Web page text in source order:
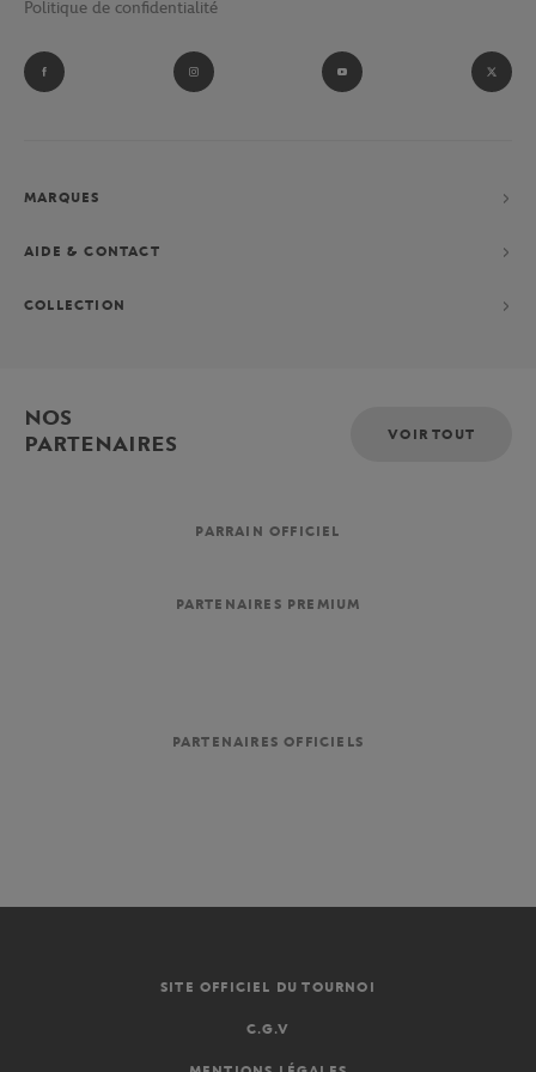
et ramasseurs de balles du tournoi parisien.
Fan absolu de Novak Djokovic ? Laissez-vous tenter par sa
collection performance constituée d’un polo, d’un short et d’une
Politique de confidentialité
MARQUES
AIDE & CONTACT
COLLECTION
NOS
PARTENAIRES
VOIR TOUT
PARRAIN OFFICIEL
PARTENAIRES PREMIUM
PARTENAIRES OFFICIELS
SITE OFFICIEL DU TOURNOI
C.G.V